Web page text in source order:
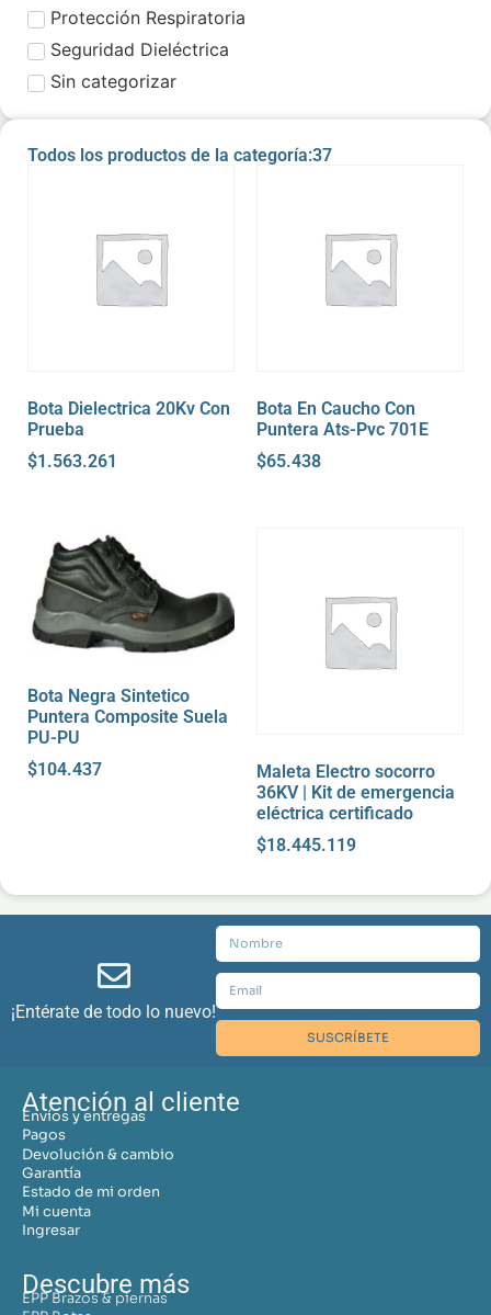
Protección Respiratoria
Seguridad Dieléctrica
Sin categorizar
Todos los productos de la categoría:37
Bota Dielectrica 20Kv Con
Prueba
$1.563.261
Bota En Caucho Con
Puntera Ats-Pvc 701E
$65.438
Bota Negra Sintetico
Puntera Composite Suela
PU-PU
$104.437
Maleta Electro socorro
36KV | Kit de emergencia
eléctrica certificado
$18.445.119
¡Entérate de todo lo nuevo!
SUSCRÍBETE
Atención al cliente
Envíos y entregas
Pagos
Devolución & cambio
Garantía
Estado de mi orden
Mi cuenta
Ingresar
Descubre más
EPP Brazos & piernas